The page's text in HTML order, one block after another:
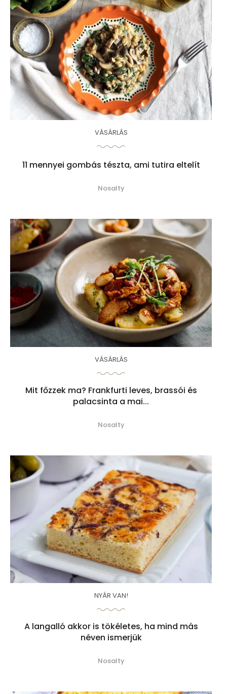
VÁSÁRLÁS
11 mennyei gombás tészta, ami tutira eltelít
Nosalty
VÁSÁRLÁS
Mit főzzek ma? Frankfurti leves, brassói és
palacsinta a mai...
Nosalty
NYÁR VAN!
A langalló akkor is tökéletes, ha mind más
néven ismerjük
Nosalty